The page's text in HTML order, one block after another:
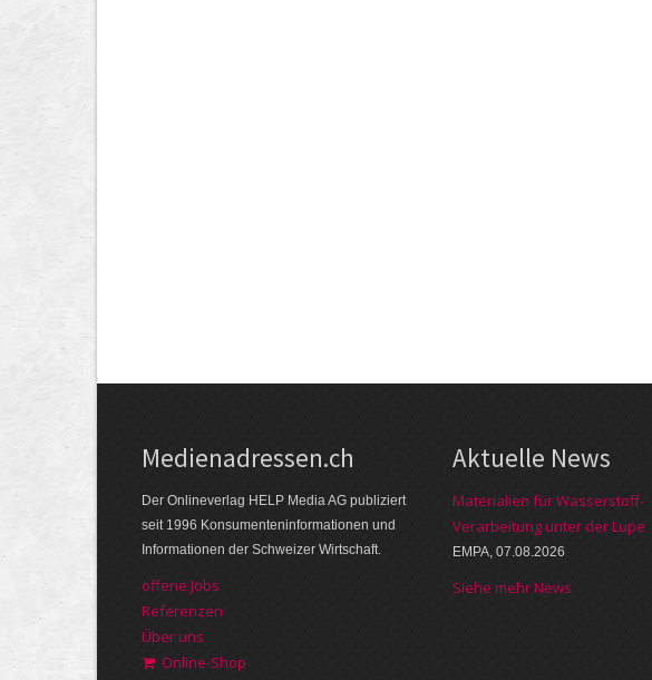
Medienadressen.ch
Der Onlineverlag HELP Media AG publiziert
seit 1996 Konsumenteninformationen und
Informationen der Schweizer Wirtschaft.
offene Jobs
Referenzen
Über uns
Online-Shop
Aktuelle News
Materialien für Wasserstoff-
Verarbeitung unter der Lupe
EMPA, 07.08.2026
Siehe mehr News